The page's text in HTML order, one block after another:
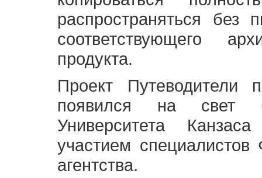
распространяться без
соответствующего
продукта.
Проект Путеводители
появился на свет
Университета
участием специалистов
агентства.